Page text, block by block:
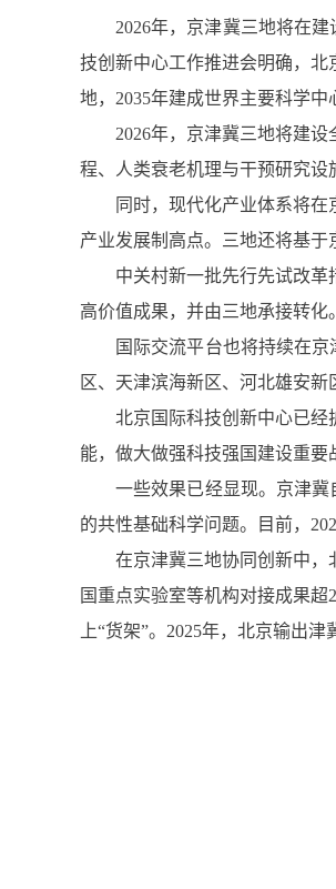
2026年，京津冀三地将在
技创新中心工作推进会明确，
地，2035年建成世界主要科学中
2026年，京津冀三地将建
程、人类衰老机理与干预研究设
同时，现代化产业体系将
产业发展制高点。三地还将基于
中关村新一批先行先试改
高价值成果，并由三地承接转化。
国际交流平台也将持续在
区、天津滨海新区、河北雄安
北京国际科技创新中心已
能，做大做强科技强国建设重要
一些效果已经显现。京津
的共性基础科学问题。目前，
在京津冀三地协同创新中，
国重点实验室等机构对接成果
上“货架”。2025年，北京输出